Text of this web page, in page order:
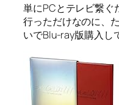
単にPCとテレビ繋ぐ
行っただけなのに、
いでBlu-ray版購入し